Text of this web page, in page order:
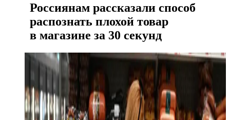
Россиянам рассказали способ
распознать плохой товар
в магазине за 30 секунд